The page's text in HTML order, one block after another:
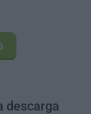
descarga